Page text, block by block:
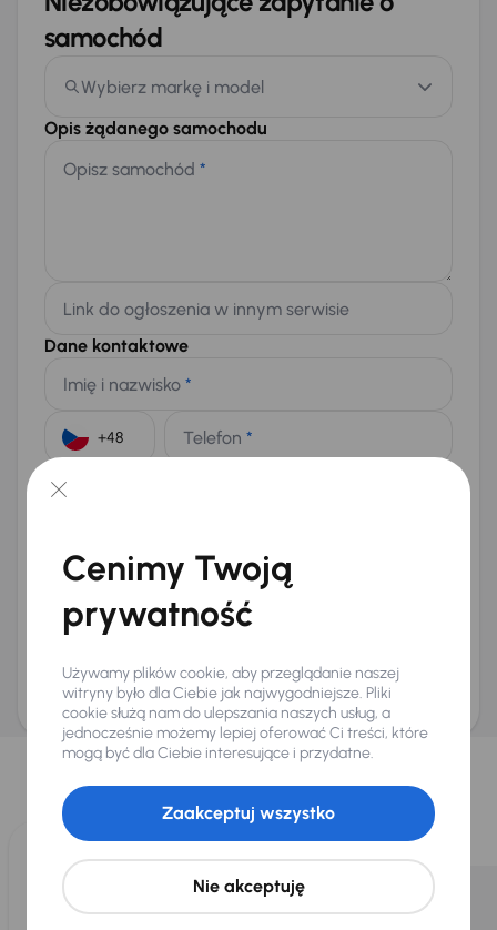
samochód
Wybierz markę i model
Opis żądanego samochodu
Opisz samochód *
Link do ogłoszenia w innym serwisie
Dane kontaktowe
Imię i nazwisko *
Telefon *
E-mail
Na numer telefonu (opcjonalnie)
Wyślij zapytanie
ani zagwarantowaną dostępnością pojazdu. AURES Holdings a.s., z siedzibą
Dopraváků 874/15, Čimice, 184 00 Praga 8, będzie przechowywać i przetwarzać
Twoje dane osobowe zgodnie z zasadami ochrony i przetwarzaniadanych
osobowych
Wybraliśmy dla Ciebie
Wybieramy dla Ciebienajlepsze pojazdyz naszej oferty. Kupimy
dla Ciebiedo 400 pojazdówkażdego dnia.
Cenimy Twoją
prywatność
Używamy plików cookie, aby przeglądanie naszej
witryny było dla Ciebie jak najwygodniejsze. Pliki
cookie służą nam do ulepszania naszych usług, a
jednocześnie możemy lepiej oferować Ci treści, które
mogą być dla Ciebie interesujące i przydatne.
Nie akceptuję
Zaakceptuj wszystko